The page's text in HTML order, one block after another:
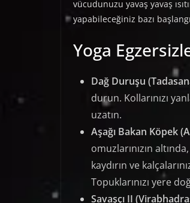
vücudunuzu yavaş yavaş
yapabileceğiniz bazı
Yoga
Dağ Duruşu
durun. Kollarınızı
uzatın.
Aşağı Bakan Köpek
omuzlarınızın
kaydırın ve
Topuklarınızı yere
Savaşçı II